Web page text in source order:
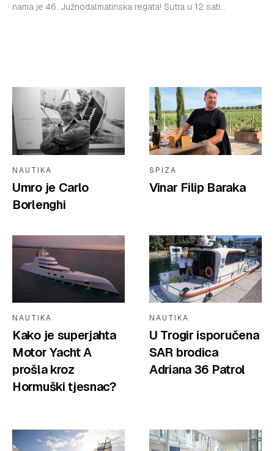
nama je 46. Južnodalmatinska regata! Sutra u 12 sati...
NAUTIKA
Umro je Carlo
Borlenghi
SPIZA
Vinar Filip Baraka
NAUTIKA
Kako je superjahta
Motor Yacht A
prošla kroz
Hormuški tjesnac?
NAUTIKA
U Trogir isporučena
SAR brodica
Adriana 36 Patrol